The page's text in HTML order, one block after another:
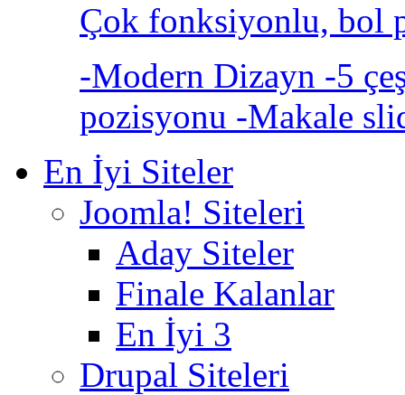
Çok fonksiyonlu, bol
-Modern Dizayn -5
pozisyonu -Makale
En İyi Siteler
Joomla! Siteleri
Aday Siteler
Finale Kalanlar
En İyi 3
Drupal Siteleri